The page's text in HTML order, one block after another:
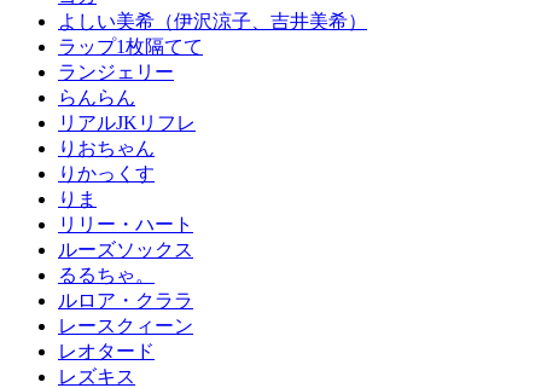
よしい美希（伊沢涼子、吉井美希）
ラップ1枚隔てて
ランジェリー
らんらん
リアルJKリフレ
りおちゃん
りかっくす
りま
リリー・ハート
ルーズソックス
るるちゃ。
ルロア・クララ
レースクィーン
レオタード
レズキス